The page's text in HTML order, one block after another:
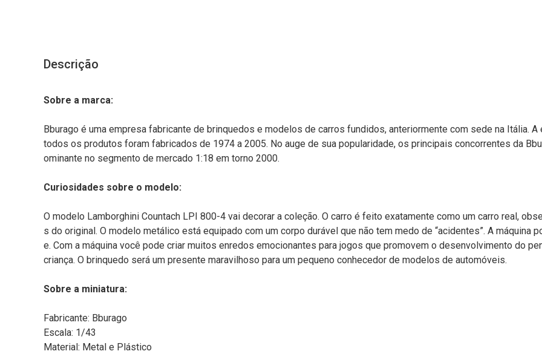
Descrição
Sobre a marca:
Bburago é uma empresa fabricante de brinquedos e modelos de carros fundidos, anteriormente com sede na Itália.
todos os produtos foram fabricados de 1974 a 2005. No auge de sua popularidade, os principais concorrentes da
ominante no segmento de mercado 1:18 em torno 2000.
Curiosidades sobre o modelo:
O modelo Lamborghini Countach LPI 800-4 vai decorar a coleção. O carro é feito exatamente como um carro real,
s do original. O modelo metálico está equipado com um corpo durável que não tem medo de “acidentes”. A
e. Com a máquina você pode criar muitos enredos emocionantes para jogos que promovem o desenvolvimento do
criança. O brinquedo será um presente maravilhoso para um pequeno conhecedor de modelos de automóveis.
Sobre a miniatura:
Fabricante: Bburago
Escala: 1/43
Material: Metal e Plástico